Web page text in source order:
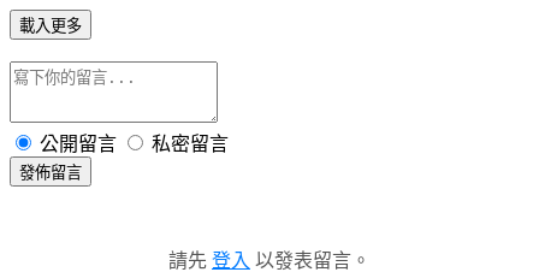
載入更多
公開留言 私密留言
發佈留言
請先 登入 以發表留言。